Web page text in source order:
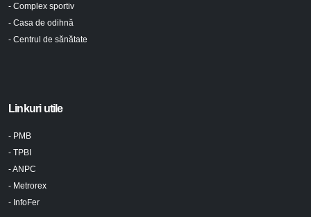
- Complex sportiv
- Casa de odihnă
- Centrul de sănătate
Linkuri utile
- PMB
- TPBI
- ANPC
- Metrorex
- InfoFer